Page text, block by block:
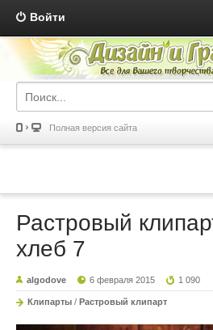
Войти
Полная версия сайта
Растровый
хлеб 7
algodove 6 февраля 2015 1 090
Клипарты / Растровый клипарт